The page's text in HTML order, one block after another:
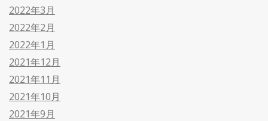
2022年3月
2022年2月
2022年1月
2021年12月
2021年11月
2021年10月
2021年9月